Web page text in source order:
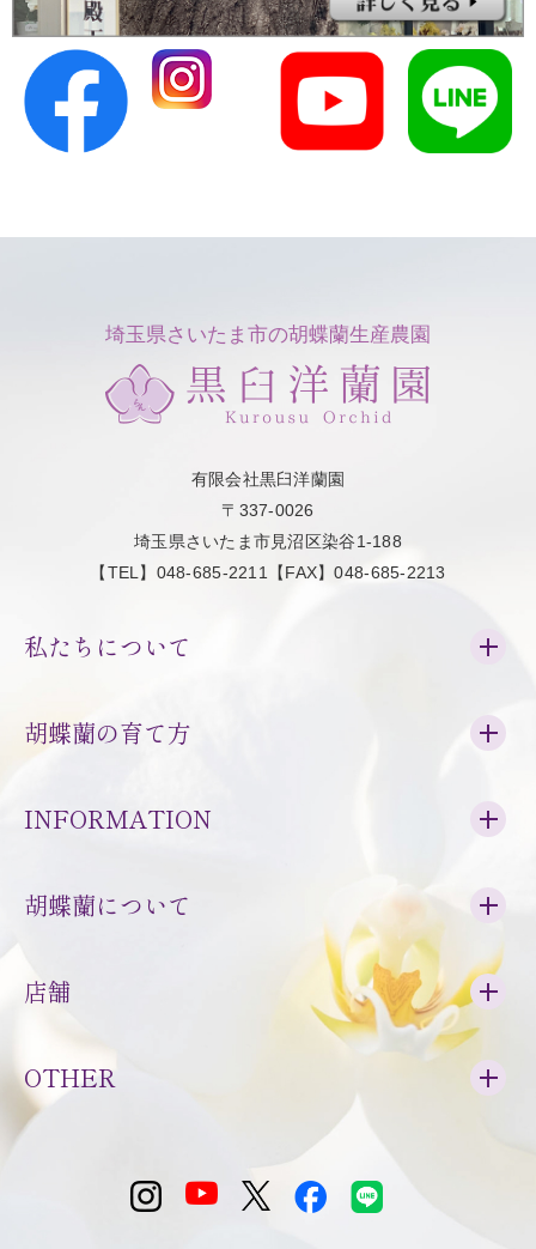
埼玉県さいたま市の胡蝶蘭生産農園
有限会社黒臼洋蘭園
〒337-0026
埼玉県さいたま市見沼区染谷1-188
【TEL】048-685-2211【FAX】048-685-2213
私たちについて
胡蝶蘭の育て方
INFORMATION
胡蝶蘭について
店舗
OTHER